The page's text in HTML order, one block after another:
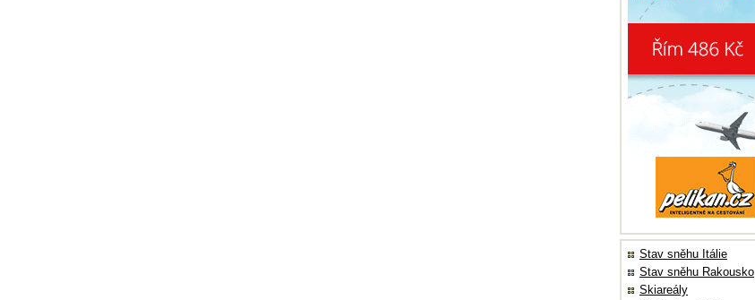
Stav sněhu Itálie
Stav sněhu Rakousko
Skiareály